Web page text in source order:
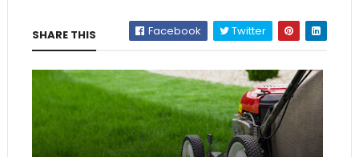
SHARE THIS Facebook Twitter